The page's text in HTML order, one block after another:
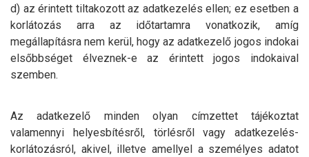
d) az érintett tiltakozott az adatkezelés ellen; ez esetben a
korlátozás arra az időtartamra vonatkozik, amíg
megállapításra nem kerül, hogy az adatkezelő jogos indokai
elsőbbséget élveznek-e az érintett jogos indokaival
szemben.
Az adatkezelő minden olyan címzettet tájékoztat
valamennyi helyesbítésről, törlésről vagy adatkezelés-
korlátozásról, akivel, illetve amellyel a személyes adatot